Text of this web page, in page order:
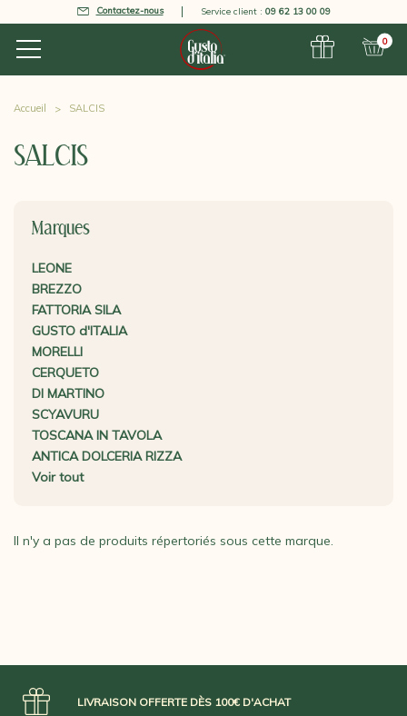
Contactez-nous Service client : 09 62 13 00 09
0
Accueil SALCIS
SALCIS
Marques
LEONE
BREZZO
FATTORIA SILA
GUSTO d'ITALIA
MORELLI
CERQUETO
DI MARTINO
SCYAVURU
TOSCANA IN TAVOLA
ANTICA DOLCERIA RIZZA
Voir tout
Il n'y a pas de produits répertoriés sous cette marque.
LIVRAISON OFFERTE DÈS 100€ D'ACHAT